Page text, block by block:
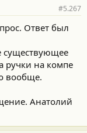
#5.267
Ответ был
существующее
ручки на компе
вообще.
Анатолий